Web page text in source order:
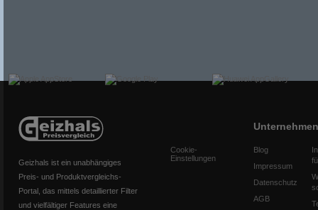
Geizhals ist ein unabhängiges
Preis- und Produktvergleichs-
Portal, das mittels detaillierter Filter
und vielfältiger Features eine
Cookie-
Einstellungen
Unternehmen
Blog
Impressum
Datenschutz
AGB